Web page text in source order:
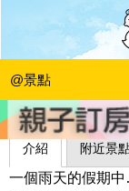
@景點
義美食品
學習玩樂過生活
介紹 附近景
一個雨天的假期